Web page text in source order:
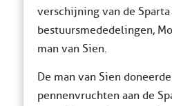
verschijning van de Sparta
bestuursmededelingen,
man van Sien.
De man van Sien
pennenvruchten aan de